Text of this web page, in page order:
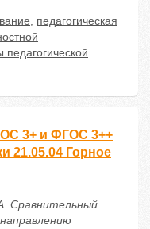
, педагогическая
3+ и ФГОС 3++
21.05.04 Горное
Сравнительный